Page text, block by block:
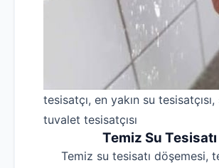
tesisatçı, en yakın su
tuvalet tesisatçısı
Temiz Su Tesisatı
Temiz su tesisatı döşemesi,